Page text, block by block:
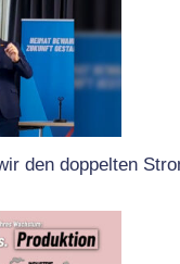
den doppelten